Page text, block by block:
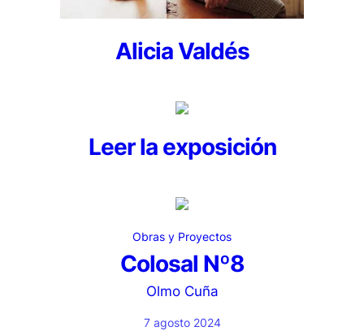
Alicia Valdés
Leer la exposición
Obras y Proyectos
Colosal Nº8
Olmo Cuña
7 agosto 2024